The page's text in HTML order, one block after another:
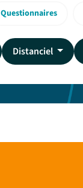
Questionnaires
Distanciel